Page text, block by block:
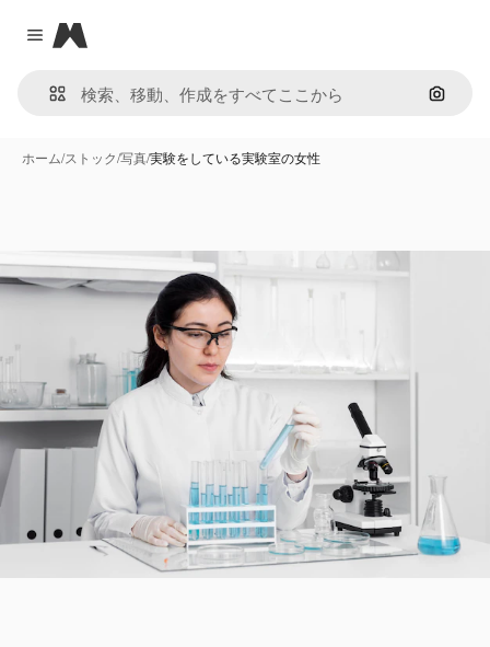
Close menu
Magnific
画像で
ホーム/ストック/写真/実験をしている実験室の女性